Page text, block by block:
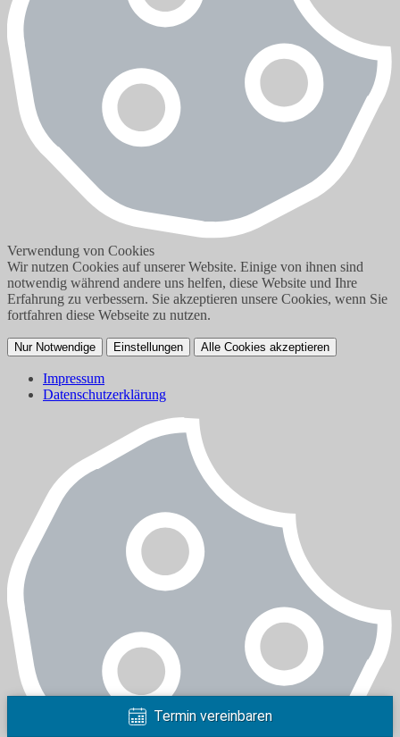
Verwendung von Cookies
Wir nutzen Cookies auf unserer Website. Einige von ihnen sind
notwendig während andere uns helfen, diese Website und Ihre
Erfahrung zu verbessern. Sie akzeptieren unsere Cookies, wenn Sie
fortfahren diese Webseite zu nutzen.
Nur Notwendige Einstellungen Alle Cookies akzeptieren
Impressum
Datenschutzerklärung
Termin vereinbaren